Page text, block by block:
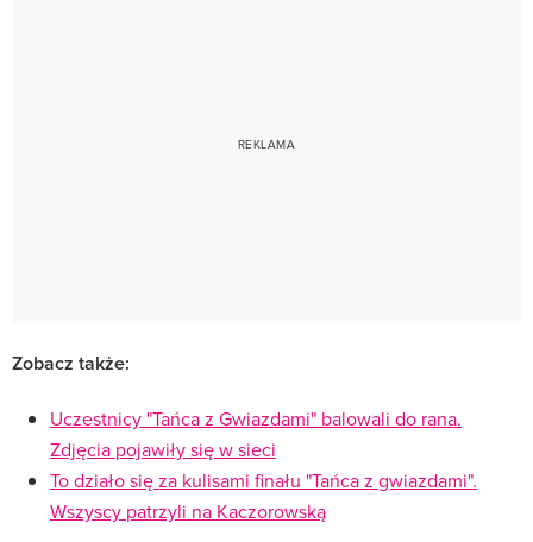
Zobacz także:
Uczestnicy "Tańca z Gwiazdami" balowali do rana.
Zdjęcia pojawiły się w sieci
To działo się za kulisami finału "Tańca z gwiazdami".
Wszyscy patrzyli na Kaczorowską